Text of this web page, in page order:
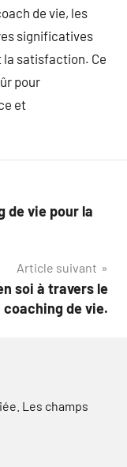
de vie, les
significatives
satisfaction. Ce
pour
et
de vie pour la
Article suivant
soi à travers le
coaching de vie.
Les champs